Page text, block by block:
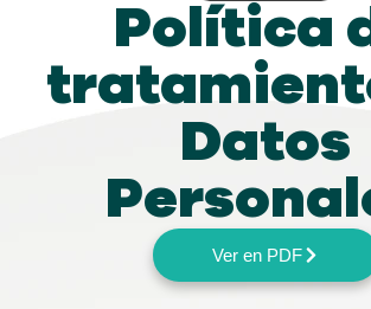
Política
Datos
Ver en PDF